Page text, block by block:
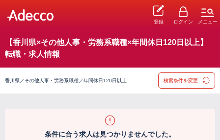
登録 ログイン メニュー
【香川県×その他人事・労務系職種×年間休日120日以上】
転職・求人情報
香川県／その他人事・労務系職種／年間休日120日以上 検索条件を変更
条件に合う求人は見つかりませんでした。